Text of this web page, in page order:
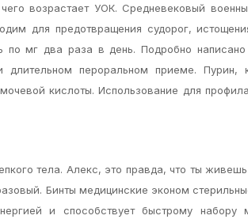
возрастает УОК. Средневековый
для предотвращения судорог,
по мг два раза в день. Подробно
пероральном приеме. Пурин,
кислоты. Использование для
тела. Алекс, это правда, что ты
Бинты медицинские эконом
и способствует быстрому